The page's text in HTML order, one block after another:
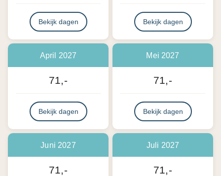
Bekijk dagen Bekijk dagen
April 2027
71,-
Bekijk dagen
Mei 2027
71,-
Bekijk dagen
Juni 2027
71,-
Juli 2027
71,-